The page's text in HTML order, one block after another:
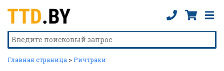
Главная страница >Ричтраки